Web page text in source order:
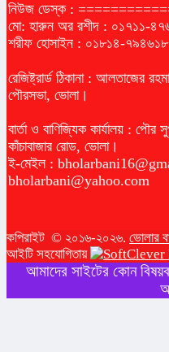
নিউজ ডেস্ক :
মো: হারুন অর রশীদ : ০১৭১১-
শরীফ হোসাইন : ০১৮১৪-
রেজিষ্ট্রার্ড ঠিকানা : আলতাজের
পৌরসভা, ভোলা।
বার্তা ও বাণিজ্যিক কার্যালয় :
কাঁচাবাজার রোড, ভোলা।
ই-মেইল :
bholarbani@yahoo.com
কপিরাইট © ২০১৬-২০২৬. ভোলার
আইটি সহযোগিতায়
আমাদের সাইটের কোন